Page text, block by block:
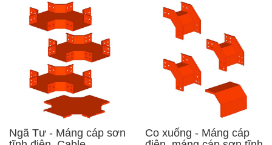
Ngã Tư - Máng cáp sơn
Co xuống - Máng cáp